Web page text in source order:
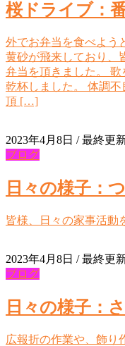
桜ドライブ：
外でお弁当を食べよう
黄砂が飛来しており、
弁当を頂きました。
乾杯しました。 体調
頂 […]
2023年4月8日 / 最終更
ブログ
日々の様子：
皆様、日々の家事活動
2023年4月8日 / 最終更
ブログ
日々の様子：
広報折の作業や、飾り